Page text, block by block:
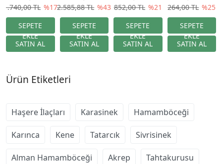
Haşere İlacı
1.740,00 TL %17 İLACI 500 ML
2.585,88 TL %43
Narenciye
Yağlı, Böcek
Spreyi 400
ml
852,00 TL %21
Öldürücü
264,00 TL %25
Ürün Etiketleri
Haşere İlaçları Karasinek Hamamböceği
Karınca Kene Tatarcık Sivrisinek
Alman Hamamböceği Akrep Tahtakurusu